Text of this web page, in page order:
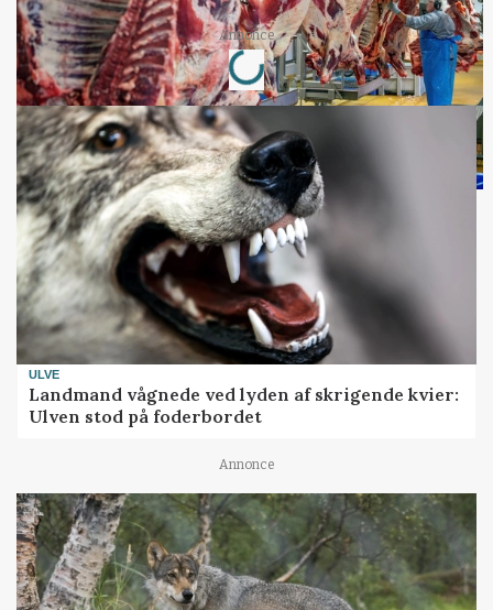
Annonce
Loading...
ULVE
Landmand vågnede ved lyden af skrigende kvier:
Ulven stod på foderbordet
Annonce